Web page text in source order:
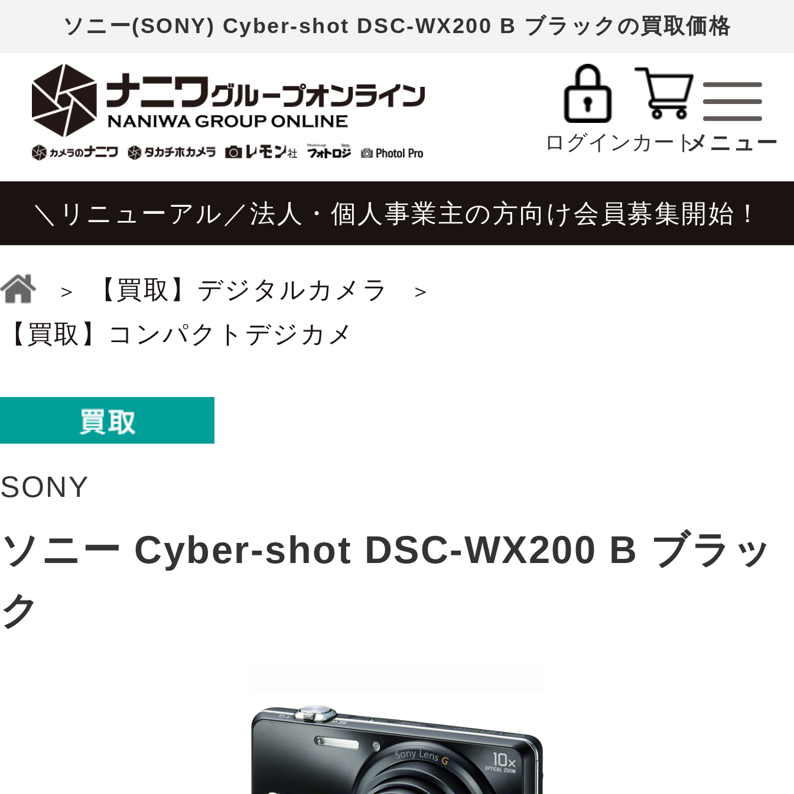
ソニー(SONY) Cyber-shot DSC-WX200 B ブラックの買取価格
ログイン カート
＼リニューアル／法人・個人事業主の方向け会員募集開始！
【買取】デジタルカメラ
【買取】コンパクトデジカメ
SONY
ソニー Cyber-shot DSC-WX200 B ブラッ
ク